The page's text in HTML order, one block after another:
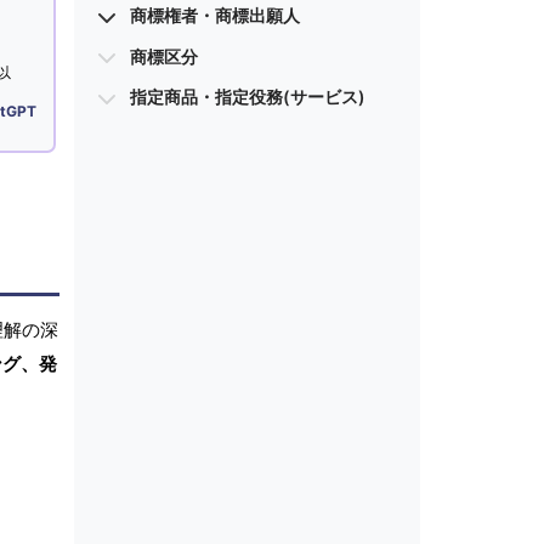
の深
、発
商標権者・商標出願人
商標区分
指定商品・指定役務(サービス)